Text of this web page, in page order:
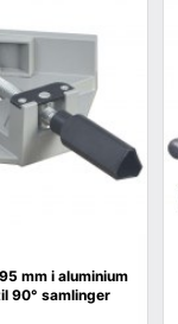
mm i aluminium
90° samlinger